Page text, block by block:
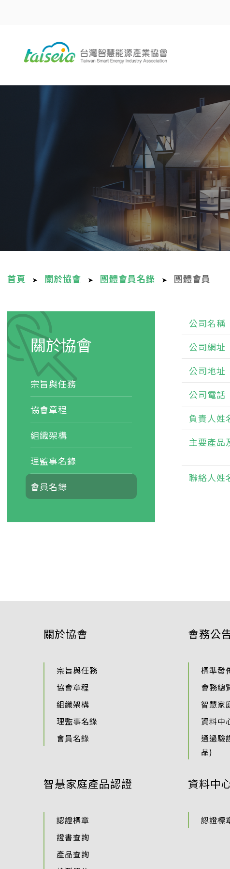
首頁 ➤ 關於協會 ➤ 團體會員名錄 ➤ 團體會員
公司名稱
公司網址
公司地址
公司電話
負責人姓
主要產品
聯絡人姓
關於協會
宗旨與任務
協會章程
組織架構
理監事名錄
會員名錄
關於協會
宗旨與任務
協會章程
組織架構
理監事名錄
會員名錄
會務公
標準發
會務總
智慧家
資料中
通過驗
品)
智慧家庭產品認證
認證標章
證書查詢
產品查詢
資料中
認證標